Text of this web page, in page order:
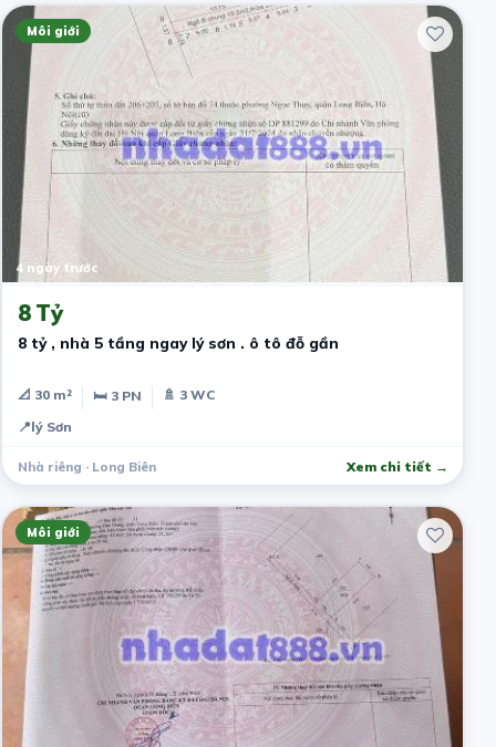
Môi giới
4 ngày trước
8 Tỷ
8 tỷ , nhà 5 tầng ngay lý sơn . ô tô đỗ gần
📐 30 m² 🛏 3 PN
🚿 3 WC
📍lý Sơn
Nhà riêng · Long Biên Xem chi tiết →
Môi giới